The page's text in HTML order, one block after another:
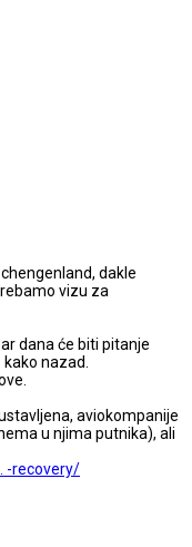
dakle
vizu za
dana će biti pitanje
kako nazad.
aviokompanije
u njima putnika), ali
-recovery/